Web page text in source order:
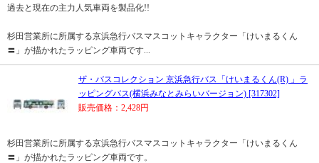
過去と現在の主力人気車両を製品化!!
杉田営業所に所属する京浜急行バスマスコットキャラクター「けいまるくん
〓」が描かれたラッピング車両です...
ザ・バスコレクション 京浜急行バス「けいまるくん(R) 」ラ
ッピングバス(横浜みなとみらいバージョン) [317302]
販売価格：2,428円
杉田営業所に所属する京浜急行バスマスコットキャラクター「けいまるくん
〓」が描かれたラッピング車両です。